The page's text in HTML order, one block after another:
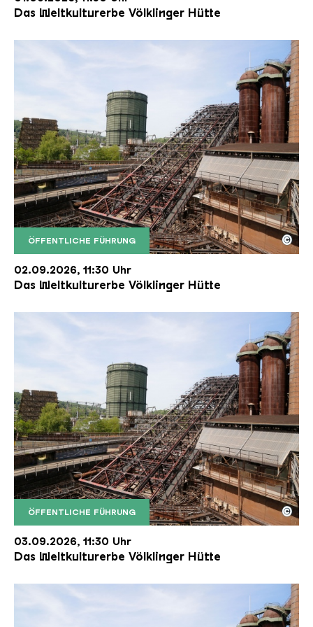
Das Weltkulturerbe Völklinger Hütte
ÖFFENTLICHE FÜHRUNG
Der Erzschrägaufzug der Völklinger Hütte mit
Copyright: Weltkulturerbe Völklinger Hütte | Karl
©
02.09.2026, 11:30 Uhr
Das Weltkulturerbe Völklinger Hütte
ÖFFENTLICHE FÜHRUNG
Der Erzschrägaufzug der Völklinger Hütte mit
Copyright: Weltkulturerbe Völklinger Hütte | Karl
©
03.09.2026, 11:30 Uhr
Das Weltkulturerbe Völklinger Hütte